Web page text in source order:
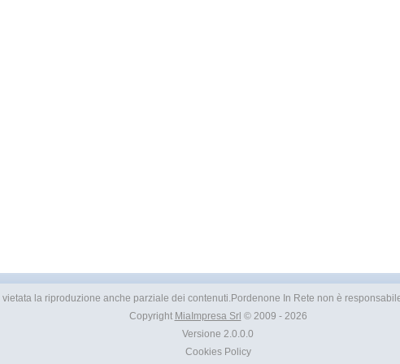
vietata la riproduzione anche parziale dei contenuti.Pordenone In Rete non è
Copyright MiaImpresa Srl © 2009 - 2026
Versione 2.0.0.0
Cookies Policy